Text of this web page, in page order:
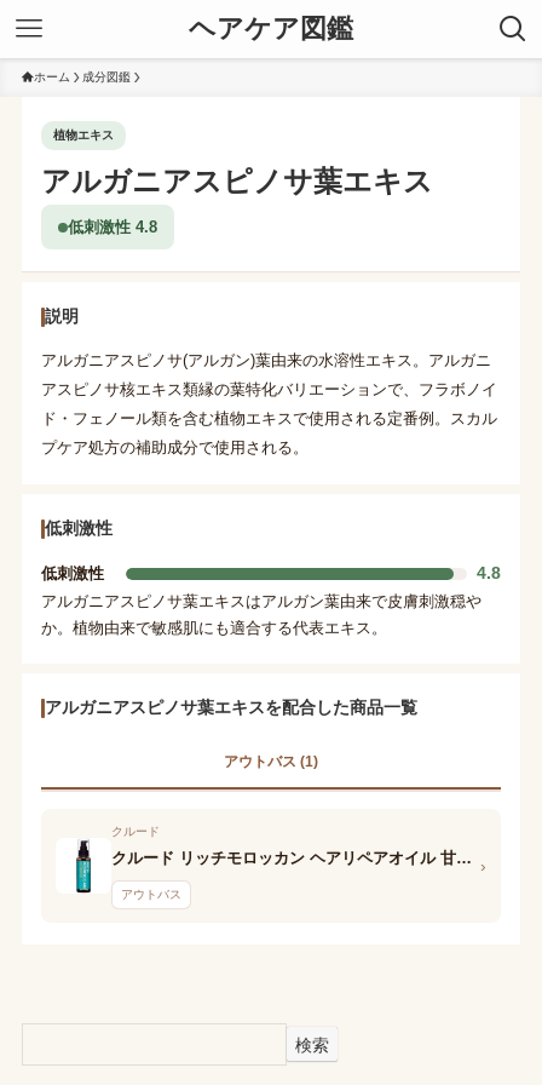
ヘアケア図鑑
ホーム 成分図鑑
植物エキス
アルガニアスピノサ葉エキス
低刺激性 4.8
説明
アルガニアスピノサ(アルガン)葉由来の水溶性エキス。アルガニ
アスピノサ核エキス類縁の葉特化バリエーションで、フラボノイ
ド・フェノール類を含む植物エキスで使用される定番例。スカル
プケア処方の補助成分で使用される。
低刺激性
低刺激性 4.8
アルガニアスピノサ葉エキスはアルガン葉由来で皮膚刺激穏や
か。植物由来で敏感肌にも適合する代表エキス。
アルガニアスピノサ葉エキスを配合した商品一覧
アウトバス (1)
クルード
クルード リッチモロッカン ヘアリペアオイル 甘爽キンモクセイの香り
アウトバス
›
検索